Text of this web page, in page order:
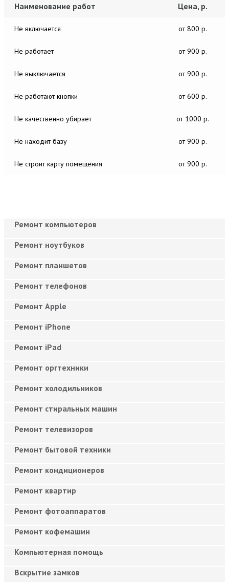
Наименование работ Цена, р.
Не включается от 800 р.
Не работает от 900 р.
Не выключается от 900 р.
Не работают кнопки от 600 р.
Не качественно убирает от 1000 р.
Не находит базу от 900 р.
Не строит карту помещения от 900 р.
Ремонт компьютеров
Ремонт ноутбуков
Ремонт планшетов
Ремонт телефонов
Ремонт Apple
Ремонт iPhone
Ремонт iPad
Ремонт оргтехники
Ремонт холодильников
Ремонт стиральных машин
Ремонт телевизоров
Ремонт бытовой техники
Ремонт кондиционеров
Ремонт квартир
Ремонт фотоаппаратов
Ремонт кофемашин
Компьютерная помощь
Вскрытие замков